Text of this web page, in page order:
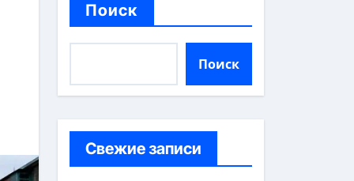
Поиск
Поиск
Свежие записи